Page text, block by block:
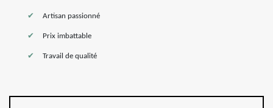
Artisan passionné
Prix imbattable
Travail de qualité